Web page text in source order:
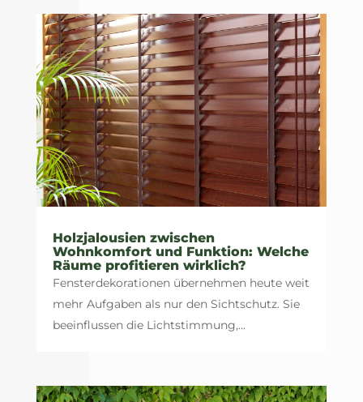
Holzjalousien zwischen
Wohnkomfort und Funktion: Welche
Räume profitieren wirklich?
Fensterdekorationen übernehmen heute weit
mehr Aufgaben als nur den Sichtschutz. Sie
beeinflussen die Lichtstimmung,...